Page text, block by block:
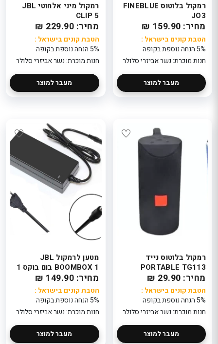
רמקול בלוטוס FINEBLUE
JO3
מחיר: 159.90 ₪
הטבת קונים בישראל :
5% הנחה נוספת בקופה
חנות מוכרת: נשר אביזרי סלולר
מעבר למוצר
רמקול מיני אלחוטי JBL
CLIP 5
מחיר: 229.90 ₪
הטבת קונים בישראל :
5% הנחה נוספת בקופה
חנות מוכרת: נשר אביזרי סלולר
מעבר למוצר
רמקול בלוטוס נייד
PORTABLE TG113
מחיר: 29.90 ₪
הטבת קונים בישראל :
5% הנחה נוספת בקופה
חנות מוכרת: נשר אביזרי סלולר
מעבר למוצר
מטען לרמקול JBL
BOOMBOX 1 בום בוקס 1
מחיר: 149.90 ₪
הטבת קונים בישראל :
5% הנחה נוספת בקופה
חנות מוכרת: נשר אביזרי סלולר
מעבר למוצר